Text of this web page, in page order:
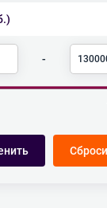
-